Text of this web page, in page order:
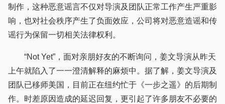
制作，这种恶意谣言不仅对导演及团队正常工作产生严重影
响，也对社会秩序产生了负面效应，公司将对恶意造谣和传
谣行为保留一切相关法律权利。
“Not Yet”，面对亲朋好友的不断询问，姜文导演从昨天
上午就陷入了一一澄清解释的麻烦中。据了解，姜文导演及
团队已移师美国，目前正在纽约忙于《一步之遥》的后期制
作。时差原因造成的延迟回复，更引起了许多朋友不必要的